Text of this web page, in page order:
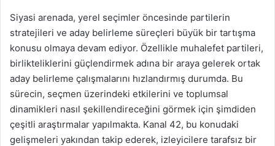
Siyasi arenada, yerel seçimler öncesinde partilerin
stratejileri ve aday belirleme süreçleri büyük bir tartışma
konusu olmaya devam ediyor. Özellikle muhalefet partileri,
birlikteliklerini güçlendirmek adına bir araya gelerek ortak
aday belirleme çalışmalarını hızlandırmış durumda. Bu
sürecin, seçmen üzerindeki etkilerini ve toplumsal
dinamikleri nasıl şekillendireceğini görmek için şimdiden
çeşitli araştırmalar yapılmakta. Kanal 42, bu konudaki
gelişmeleri yakından takip ederek, izleyicilere tarafsız bir